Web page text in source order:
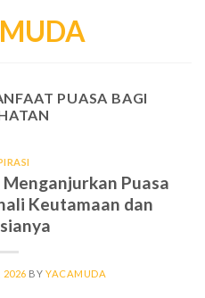
PUASA BAGI
Puasa
Keutamaan dan
2026 BYYACAMUDA